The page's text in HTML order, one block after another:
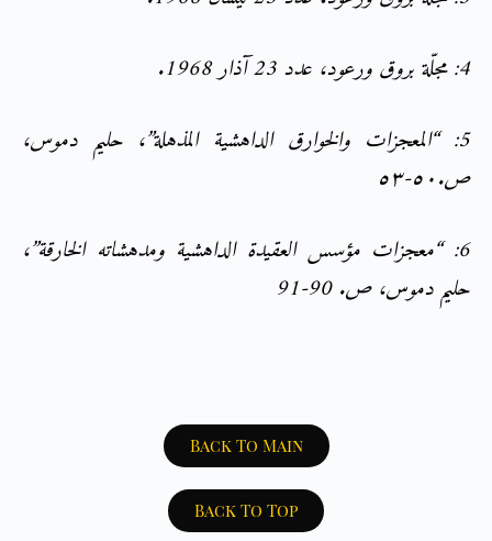
4: مجلّة بروق ورعود، عدد 23 آذار 1968.
5: “المعجزات والخوارق الداهشية المذهلة”، حليم دموس،
ص.٥٠-٥٣
6: “معجزات مؤسس العقيدة الداهشية ومدهشاته الخارقة”،
حليم دموس، ص. 90-91
Back To Main
Back To Top